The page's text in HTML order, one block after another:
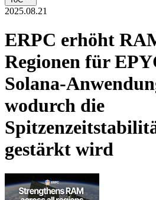
2025.08.21
ERPC erhöht
Regionen für
Solana-
wodurch die
gestärkt wird